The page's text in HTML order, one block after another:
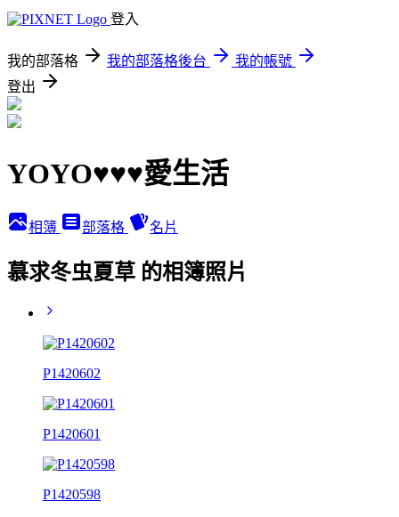
登入
我的部落格 我的部落格後台
我的帳號
登出
YOYO♥♥♥愛生活
相簿 部落格 名片
慕求冬虫夏草 的相簿照片
P1420602
P1420601
P1420598